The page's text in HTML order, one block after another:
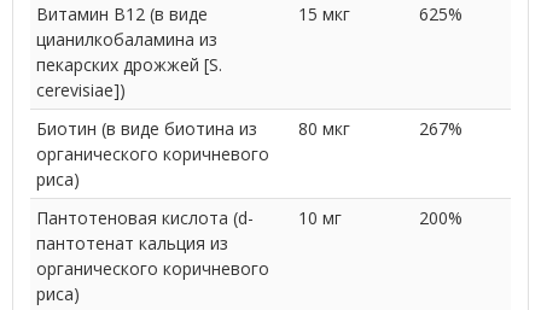
Витамин В12 (в виде
цианилкобаламина из
пекарских дрожжей [S.
cerevisiae])
15 мкг 625%
Биотин (в виде биотина из
органического коричневого
риса)
80 мкг 267%
Пантотеновая кислота (d-
пантотенат кальция из
органического коричневого
риса)
10 мг 200%